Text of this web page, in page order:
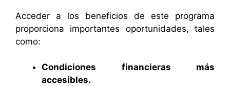
Acceder a los beneficios de este programa
proporciona importantes oportunidades, tales
como:
Condiciones financieras más
accesibles.